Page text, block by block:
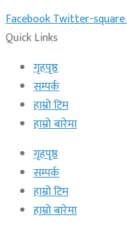
FacebookTwitter-square
Quick Links
गृहपृष्ठ
सम्पर्क
हाम्रो टिम
हाम्रो बारेमा
गृहपृष्ठ
सम्पर्क
हाम्रो टिम
हाम्रो बारेमा